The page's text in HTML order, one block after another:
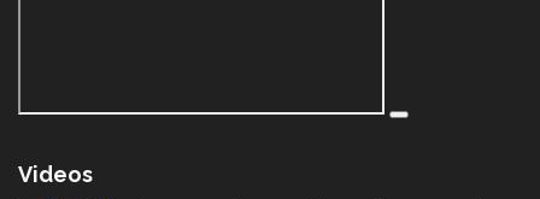
Videos